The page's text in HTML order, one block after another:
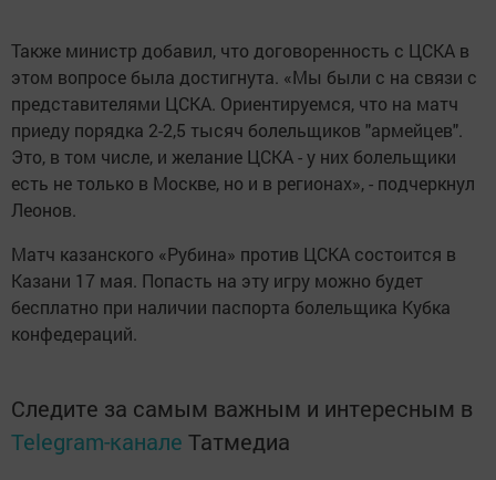
Также министр добавил, что договоренность с ЦСКА в
этом вопросе была достигнута. «Мы были с на связи с
представителями ЦСКА. Ориентируемся, что на матч
приеду порядка 2-2,5 тысяч болельщиков "армейцев".
Это, в том числе, и желание ЦСКА - у них болельщики
есть не только в Москве, но и в регионах», - подчеркнул
Леонов.
Матч казанского «Рубина» против ЦСКА состоится в
Казани 17 мая. Попасть на эту игру можно будет
бесплатно при наличии паспорта болельщика Кубка
конфедераций.
Следите за самым важным и интересным в
Telegram-канале Татмедиа